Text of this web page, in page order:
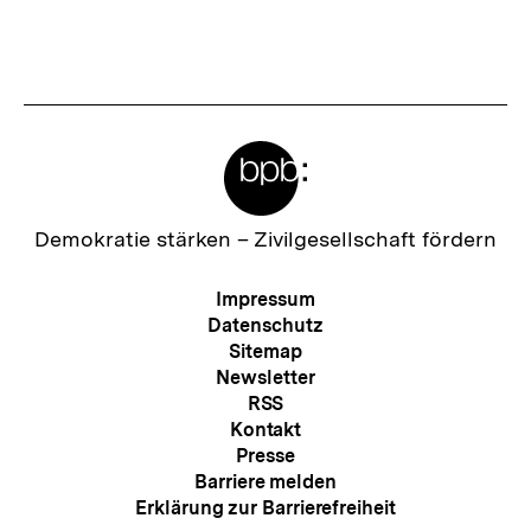
h
Zur
Demokratie stärken – Zivilgesellschaft fördern
Meta-
Navigation
Impressum
Datenschutz
Sitemap
Newsletter
RSS
Kontakt
Presse
Barriere melden
Erklärung zur Barrierefreiheit